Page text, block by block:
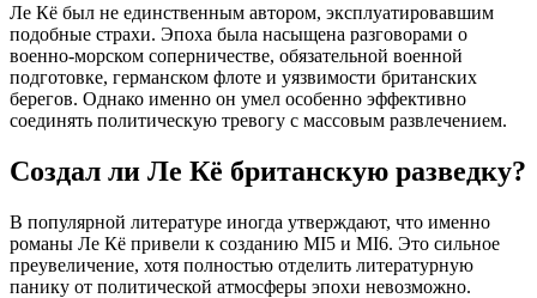
Ле Кё был не единственным автором, эксплуатировавшим
подобные страхи. Эпоха была насыщена разговорами о
военно-морском соперничестве, обязательной военной
подготовке, германском флоте и уязвимости британских
берегов. Однако именно он умел особенно эффективно
соединять политическую тревогу с массовым развлечением.
Создал ли Ле Кё британскую разведку?
В популярной литературе иногда утверждают, что именно
романы Ле Кё привели к созданию MI5 и MI6. Это сильное
преувеличение, хотя полностью отделить литературную
панику от политической атмосферы эпохи невозможно.